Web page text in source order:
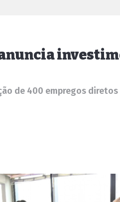
de 400 empregos diretos